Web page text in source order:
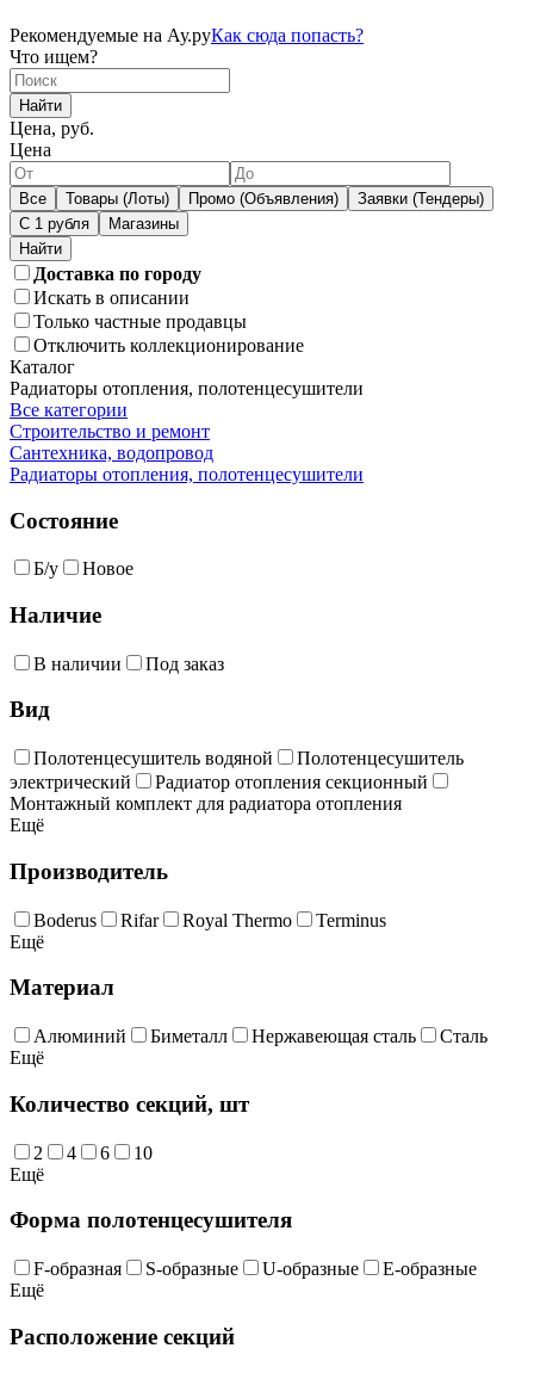
Рекомендуемые на Ау.руКак сюда попасть?
Что ищем?
Найти
Цена, руб.
Цена
Все Товары (Лоты) Промо (Объявления)
Заявки (Тендеры)
С 1 рубля
Магазины
Доставка по городу
Искать в описании
Только частные продавцы
Отключить коллекционирование
Каталог
Радиаторы отопления, полотенцесушители
Все категории
Строительство и ремонт
Сантехника, водопровод
Радиаторы отопления, полотенцесушители
Состояние
Б/у Новое
Наличие
В наличии Под заказ
Вид
Полотенцесушитель водяной
Полотенцесушитель
электрический
Радиатор отопления секционный
Монтажный комплект для радиатора отопления
Ещё
Производитель
Boderus Rifar Royal Thermo
Terminus
Ещё
Материал
Алюминий Биметалл Нержавеющая сталь
Сталь
Ещё
Количество секций, шт
2 4 6
10
Ещё
Форма полотенцесушителя
F-образная S-образные U-образные
Е-образные
Ещё
Расположение секций